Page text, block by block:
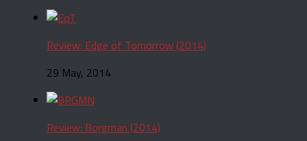
Review: Edge of Tomorrow (2014)
29 May, 2014
Review: Borgman (2014)